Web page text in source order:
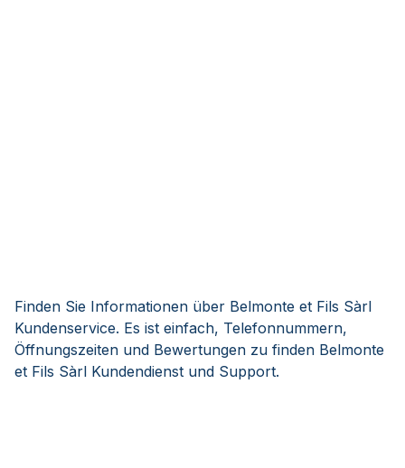
Finden Sie Informationen über Belmonte et Fils Sàrl
Kundenservice. Es ist einfach, Telefonnummern,
Öffnungszeiten und Bewertungen zu finden Belmonte
et Fils Sàrl Kundendienst und Support.